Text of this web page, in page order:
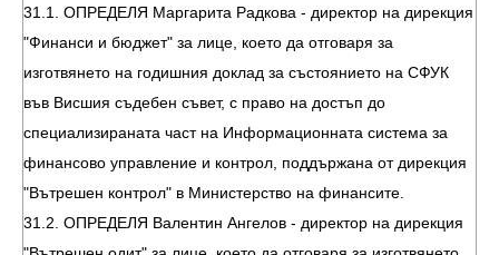
31.1. ОПРЕДЕЛЯ Маргарита Радкова - директор на дирекция
"Финанси и бюджет" за лице, което да отговаря за
изготвянето на годишния доклад за състоянието на СФУК
във Висшия съдебен съвет, с право на достъп до
специализираната част на Информационната система за
финансово управление и контрол, поддържана от дирекция
"Вътрешен контрол" в Министерство на финансите.
31.2. ОПРЕДЕЛЯ Валентин Ангелов - директор на дирекция